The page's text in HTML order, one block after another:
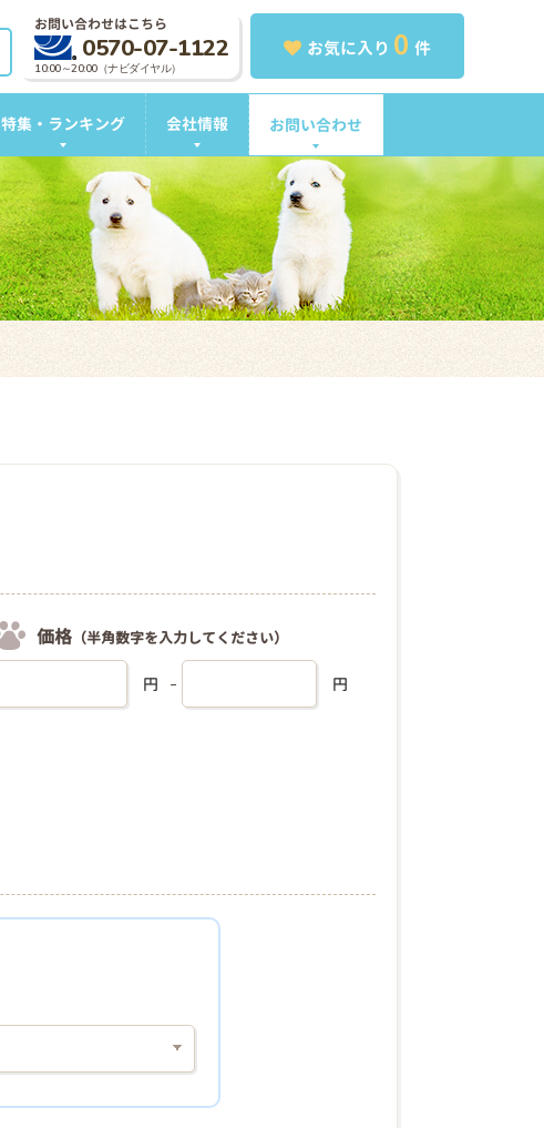
お気に入り 0 件
お問い合わせはこちら
0570-07-1122
10:00～20:00（ナビダイヤル）
特集・ランキング 会社情報 お問い合わせ
価格 （半角数字を入力してください）
円 円